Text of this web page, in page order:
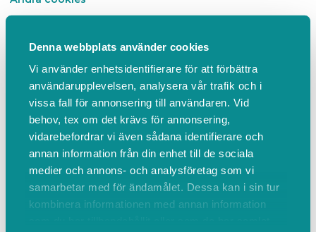
Denna webbplats använder cookies
Vi använder enhetsidentifierare för att förbättra
användarupplevelsen, analysera vår trafik och i
vissa fall för annonsering till användaren. Vid
behov, tex om det krävs för annonsering,
vidarebefordrar vi även sådana identifierare och
annan information från din enhet till de sociala
medier och annons- och analysföretag som vi
samarbetar med för ändamålet. Dessa kan i sin tur
kombinera informationen med annan information